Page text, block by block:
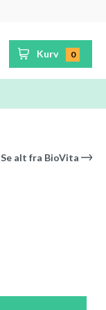
Kurv 0
Se alt fra BioVita